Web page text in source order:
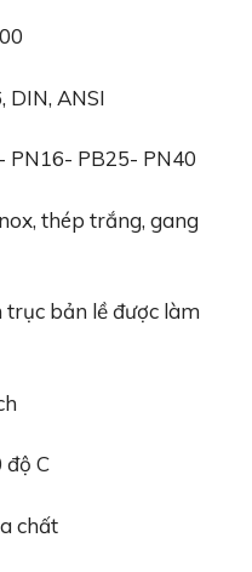
DIN, ANSI
PN16- PB25- PN40
thép trắng, gang
trục bản lề được làm
độ C
chất